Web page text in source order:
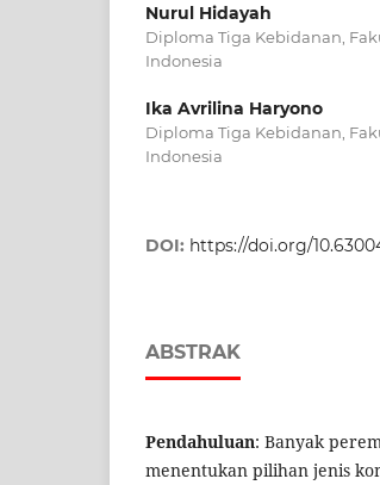
Nurul Hidayah
Diploma Tiga Kebidanan,
Indonesia
Ika Avrilina Haryono
Diploma Tiga Kebidanan,
Indonesia
DOI: https://doi.org/
ABSTRAK
Pendahuluan: Banyak
menentukan pilihan jenis